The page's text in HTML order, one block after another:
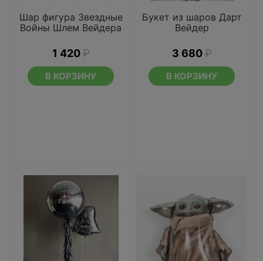
Шар фигура Звездные
Войны Шлем Вейдера
1 420 ₽
В КОРЗИНУ
Букет из шаров Дарт
Вейдер
3 680 ₽
В КОРЗИНУ